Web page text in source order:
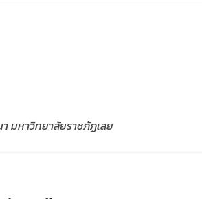
มหาวิทยาลัยราชภัฏเลย